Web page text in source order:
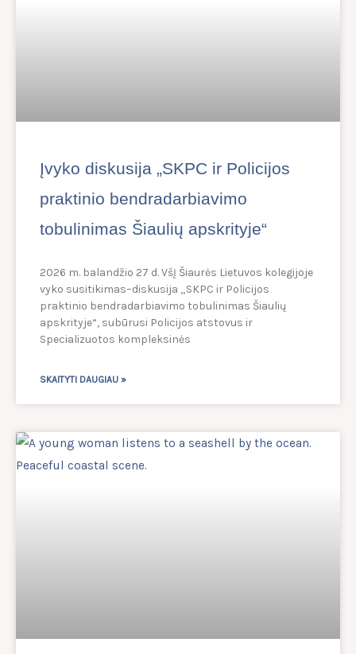
Įvyko diskusija „SKPC ir Policijos
praktinio bendradarbiavimo
tobulinimas Šiaulių apskrityje“
2026 m. balandžio 27 d. VšĮ Šiaurės Lietuvos kolegijoje
vyko susitikimas–diskusija „SKPC ir Policijos
praktinio bendradarbiavimo tobulinimas Šiaulių
apskrityje“, subūrusi Policijos atstovus ir
Specializuotos kompleksinės
SKAITYTI DAUGIAU »